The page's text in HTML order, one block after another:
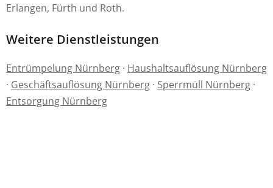
Erlangen, Fürth und Roth.
Weitere Dienstleistungen
Entrümpelung Nürnberg · Haushaltsauflösung Nürnberg
· Geschäftsauflösung Nürnberg · Sperrmüll Nürnberg ·
Entsorgung Nürnberg